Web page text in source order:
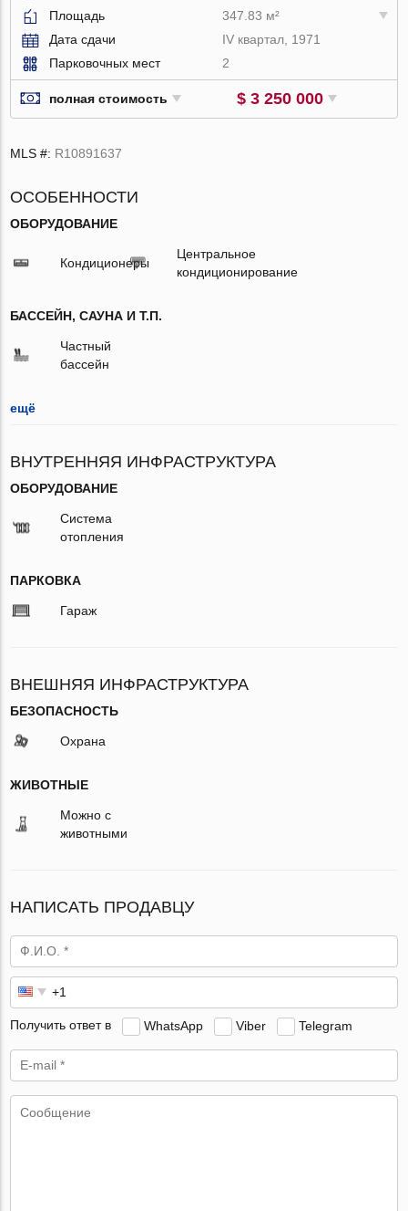
Площадь
347.83 м²
Дата сдачи
IV квартал, 1971
Парковочных мест
2
полная стоимость $ 3 250 000
MLS #: R10891637
ОСОБЕННОСТИ
ОБОРУДОВАНИЕ
Кондиционеры
Центральное
кондиционирование
БАССЕЙН, САУНА И Т.П.
Частный
бассейн
ещё
ВНУТРЕННЯЯ ИНФРАСТРУКТУРА
ОБОРУДОВАНИЕ
Система
отопления
ПАРКОВКА
Гараж
ВНЕШНЯЯ ИНФРАСТРУКТУРА
БЕЗОПАСНОСТЬ
Охрана
ЖИВОТНЫЕ
Можно с
животными
НАПИСАТЬ ПРОДАВЦУ
Получить ответ в WhatsApp Viber Telegram